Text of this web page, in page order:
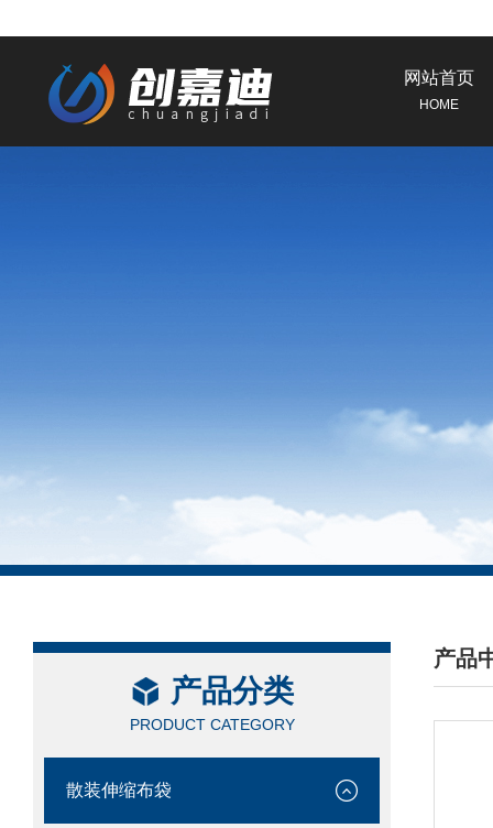
网站首页
HOME
产品分类
PRODUCT CATEGORY
散装伸缩布袋
产品
/